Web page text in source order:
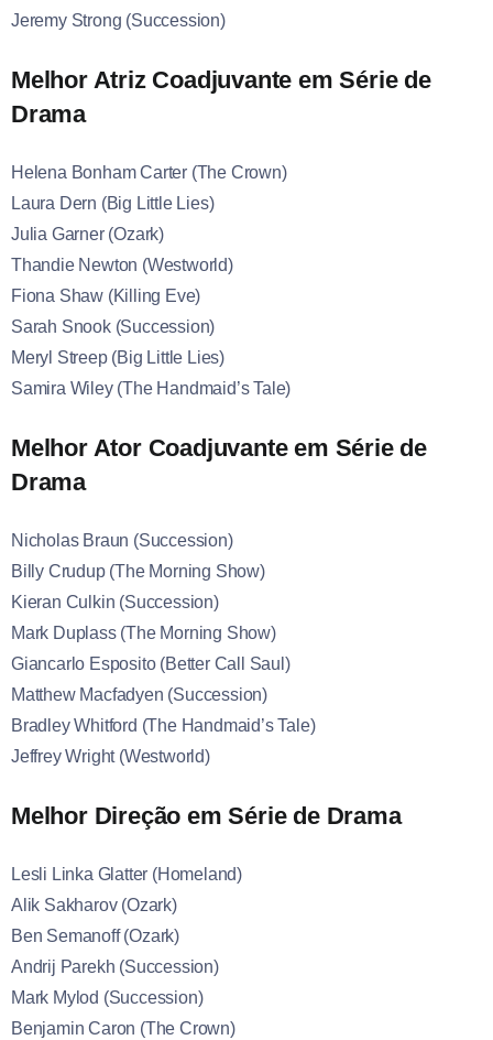
Jeremy Strong (Succession)
Melhor Atriz Coadjuvante em Série de
Drama
Helena Bonham Carter (The Crown)
Laura Dern (Big Little Lies)
Julia Garner (Ozark)
Thandie Newton (Westworld)
Fiona Shaw (Killing Eve)
Sarah Snook (Succession)
Meryl Streep (Big Little Lies)
Samira Wiley (The Handmaid’s Tale)
Melhor Ator Coadjuvante em Série de
Drama
Nicholas Braun (Succession)
Billy Crudup (The Morning Show)
Kieran Culkin (Succession)
Mark Duplass (The Morning Show)
Giancarlo Esposito (Better Call Saul)
Matthew Macfadyen (Succession)
Bradley Whitford (The Handmaid’s Tale)
Jeffrey Wright (Westworld)
Melhor Direção em Série de Drama
Lesli Linka Glatter (Homeland)
Alik Sakharov (Ozark)
Ben Semanoff (Ozark)
Andrij Parekh (Succession)
Mark Mylod (Succession)
Benjamin Caron (The Crown)